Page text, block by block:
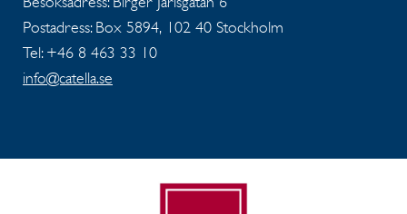
Postadress: Box 5894, 102 40 Stockholm
Tel: +46 8 463 33 10
info@catella.se